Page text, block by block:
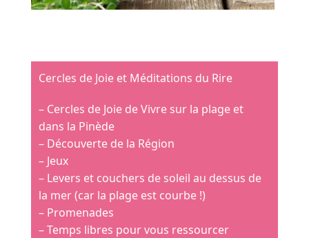
Cercles de Joie et Méditations du Rire
– Cercles de Joie de Vivre sur la plage et
dans la Pinède
– Découverte de la Région
– Jeux
– Levers et couchers de soleil au dessus de
la mer (car la plage est courbe !)
– Promenades
– Temps libres pour vous ressourcer